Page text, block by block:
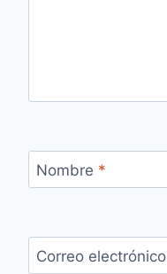
Nombre *
Correo electrónico